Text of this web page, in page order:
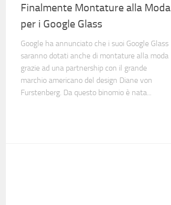
Finalmente Montature alla Moda
per i Google Glass
Google ha annunciato che i suoi Google Glass
saranno dotati anche di montature alla moda
grazie ad una partnership con il grande
marchio americano del design Diane von
Furstenberg. Da questo binomio è nata...